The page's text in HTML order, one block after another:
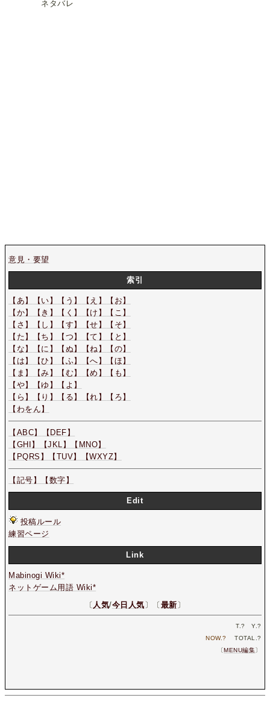
ネタバレ
意見・要望
索引
【あ】 【い】 【う】 【え】
【お】
【か】
【き】 【く】 【け】
【こ】
【さ】
【し】 【す】 【せ】
【そ】
【た】
【ち】 【つ】 【て】
【と】
【な】
【に】 【ぬ】 【ね】
【の】
【は】
【ひ】 【ふ】 【へ】
【ほ】
【ま】
【み】 【む】 【め】
【も】
【や】
【ゆ】
【よ】
【ら】
【り】 【る】 【れ】
【ろ】
【わをん】
【ABC】
【DEF】
【GHI】
【JKL】
【MNO】
【PQRS】
【TUV】 【WXYZ】
【記号】 【数字】
Edit
投稿ルール
練習ページ
Link
Mabinogi Wiki*
ネットゲーム用語 Wiki*
〔 人気/今日人気〕〔最新〕
T.? Y.?
NOW.? TOTAL.?
〔MENU編集〕